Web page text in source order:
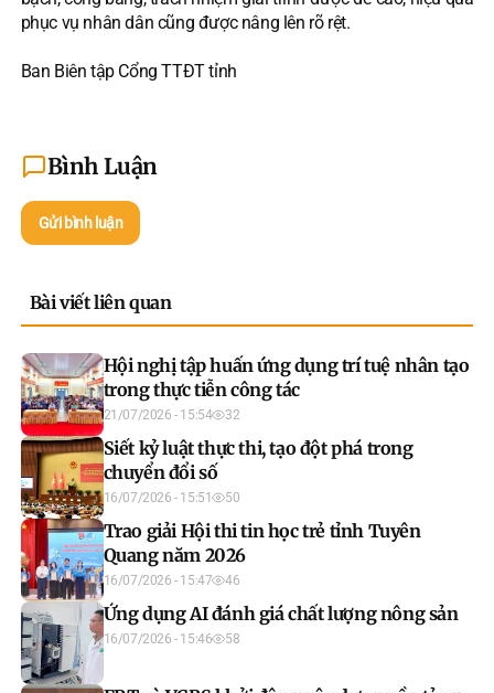
phục vụ nhân dân cũng được nâng lên rõ rệt.
Ban Biên tập Cổng TTĐT tỉnh
Bình Luận
Gửi bình luận
Bài viết liên quan
Hội nghị tập huấn ứng dụng trí tuệ nhân tạo
trong thực tiễn công tác
21/07/2026 - 15:54 32
Siết kỷ luật thực thi, tạo đột phá trong
chuyển đổi số
16/07/2026 - 15:51 50
Trao giải Hội thi tin học trẻ tỉnh Tuyên
Quang năm 2026
16/07/2026 - 15:47 46
Ứng dụng AI đánh giá chất lượng nông sản
16/07/2026 - 15:46 58